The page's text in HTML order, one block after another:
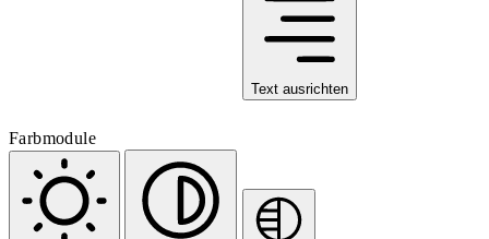
Text ausrichten
Farbmodule